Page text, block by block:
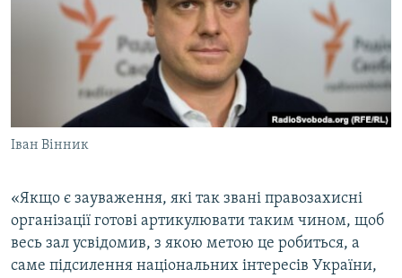
Іван Вінник
«Якщо є зауваження, які так звані правозахисні
організації готові артикулювати таким чином, щоб
весь зал усвідомив, з якою метою це робиться, а
саме підсилення національних інтересів України,